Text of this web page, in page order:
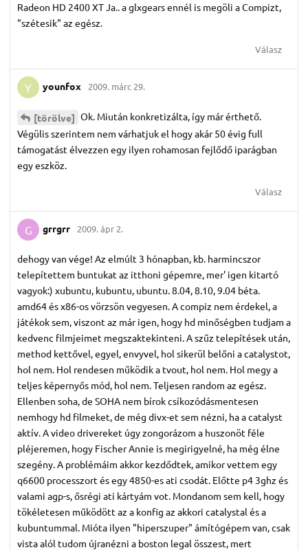
Radeon HD 2400 XT Ja.. a glxgears ennél is megöli a Compizt,
"szétesik" az egész.
Válasz
Y younfox 2009. márc 29.
[törölve] Ok. Miután konkretizálta, így már érthető.
Végülis szerintem nem várhatjuk el hogy akár 50 évig full
támogatást élvezzen egy ilyen rohamosan fejlődő iparágban
egy eszköz.
Válasz
G grrgrr 2009. ápr 2.
dehogy van vége! Az elmúlt 3 hónapban, kb. harmincszor
telepítettem buntukat az itthoni gépemre, mer' igen kitartó
vagyok:) xubuntu, kubuntu, ubuntu. 8.04, 8.10, 9.04 béta.
amd64 és x86-os vörzsön vegyesen. A compiz nem érdekel, a
játékok sem, viszont az már igen, hogy hd minőségben tudjam a
kedvenc filmjeimet megszaktekinteni. A szűz telepítések után,
method kettővel, egyel, envyvel, hol sikerül belőni a catalystot,
hol nem. Hol rendesen működik a tvout, hol nem. Hol megy a
teljes képernyős mód, hol nem. Teljesen random az egész.
Ellenben soha, de SOHA nem bírok csíkozódásmentesen
nemhogy hd filmeket, de még divx-et sem nézni, ha a catalyst
aktív. A video drivereket úgy zongorázom a huszonöt féle
pléjeremen, hogy Fischer Annie is megirigyelné, ha még élne
szegény. A problémáim akkor kezdődtek, amikor vettem egy
q6600 processzort és egy 4850-es ati csodát. Előtte p4 3ghz és
valami agp-s, ősrégi ati kártyám vot. Mondanom sem kell, hogy
tökéletesen működött az a konfig az akkori catalystal és a
kubuntummal. Mióta ilyen "hiperszuper" ámítógépem van, csak
vista alól tudom újranézni a boston legal összest, mert